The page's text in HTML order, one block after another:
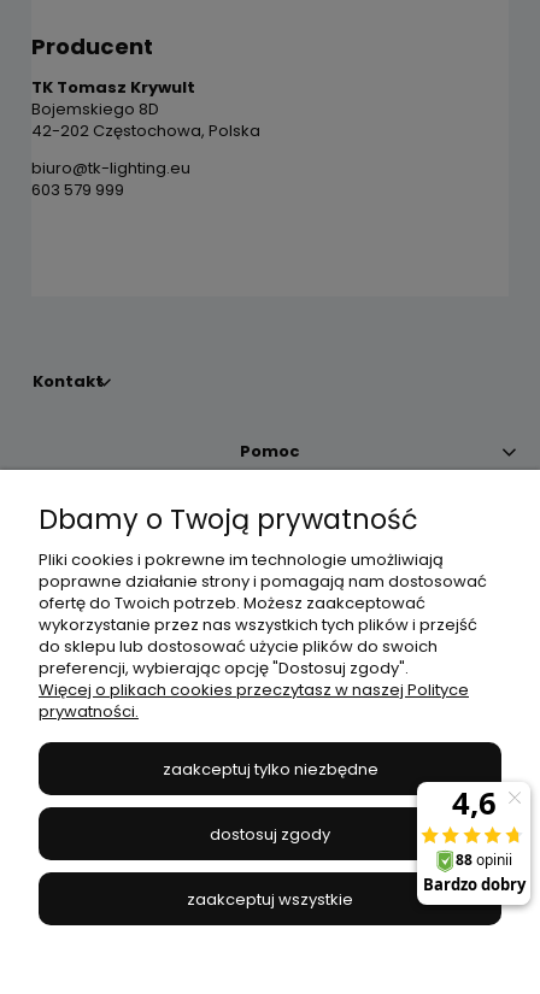
Producent
TK Tomasz Krywult
Bojemskiego 8D
42-202 Częstochowa, Polska
biuro@tk-lighting.eu
603 579 999
Kontakt
Pomoc
Moje konto
Płatności i dostawa
Informacje
JANEX
669-050-03-43
504 545 749//E-mail:sklep@janexmarket.pl
Dbamy o Twoją prywatność
Pliki cookies i pokrewne im technologie umożliwiają
poprawne działanie strony i pomagają nam dostosować
ofertę do Twoich potrzeb. Możesz zaakceptować
wykorzystanie przez nas wszystkich tych plików i przejść
do sklepu lub dostosować użycie plików do swoich
preferencji, wybierając opcję "Dostosuj zgody".
Więcej o plikach cookies przeczytasz w naszej Polityce
prywatności.
zaakceptuj tylko niezbędne
dostosuj zgody
zaakceptuj wszystkie